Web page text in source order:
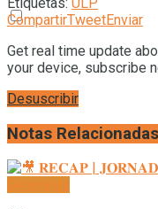
CompartirTweetEnviar
Get real time update
your device, subscribe
Desuscribir
Notas Relacionadas